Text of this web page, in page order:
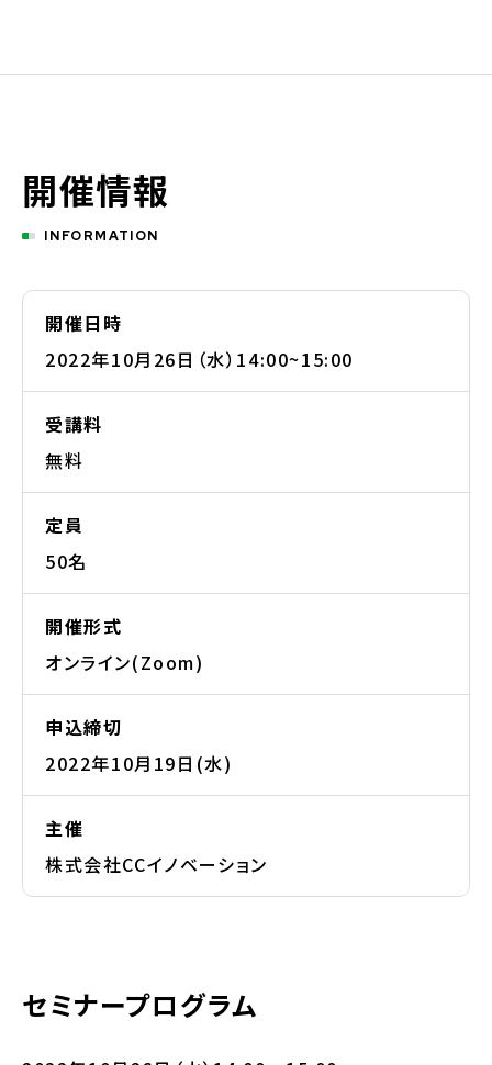
開催情報
INFORMATION
開催日時
2022年10月26日（水）14:00~15:00
受講料
無料
定員
50名
開催形式
オンライン(Zoom)
申込締切
2022年10月19日(水)
主催
株式会社CCイノベーション
セミナープログラム